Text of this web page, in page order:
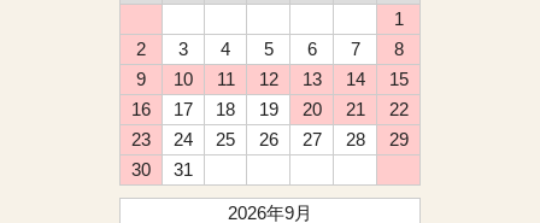
1
2
3 4 5 6 7
8
9
10 11 12 13 14
15
16
17 18 19 20 21
22
23
24 25 26 27 28
29
30
31
2026年9月